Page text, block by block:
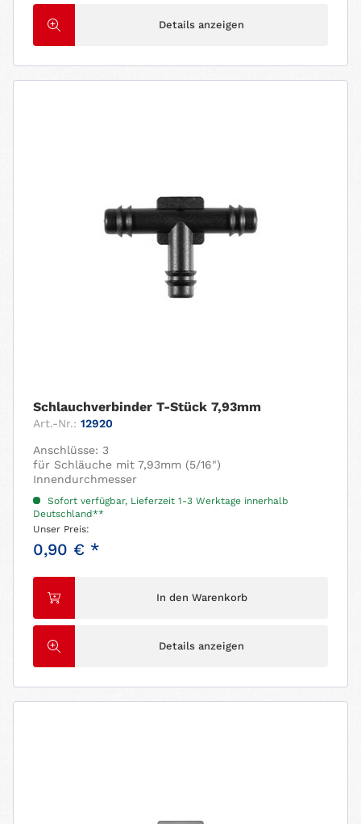
Details anzeigen
Schlauchverbinder T-Stück 7,93mm
Art.-Nr.: 12920
Anschlüsse: 3
für Schläuche mit 7,93mm (5/16")
Innendurchmesser
Sofort verfügbar, Lieferzeit 1-3 Werktage innerhalb
Deutschland**
Unser Preis:
0,90 € *
In den Warenkorb
Details anzeigen